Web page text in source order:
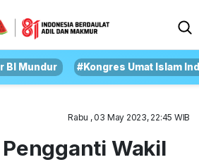
BI Mundur #Kongres Umat Islam
Rabu , 03 May 2023, 22:45 WIB
Wakil